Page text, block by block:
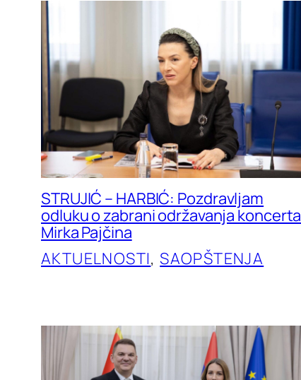
STRUJIĆ – HARBIĆ: Pozdravljam
odluku o zabrani održavanja koncerta
Mirka Pajčina
AKTUELNOSTI, SAOPŠTENJA